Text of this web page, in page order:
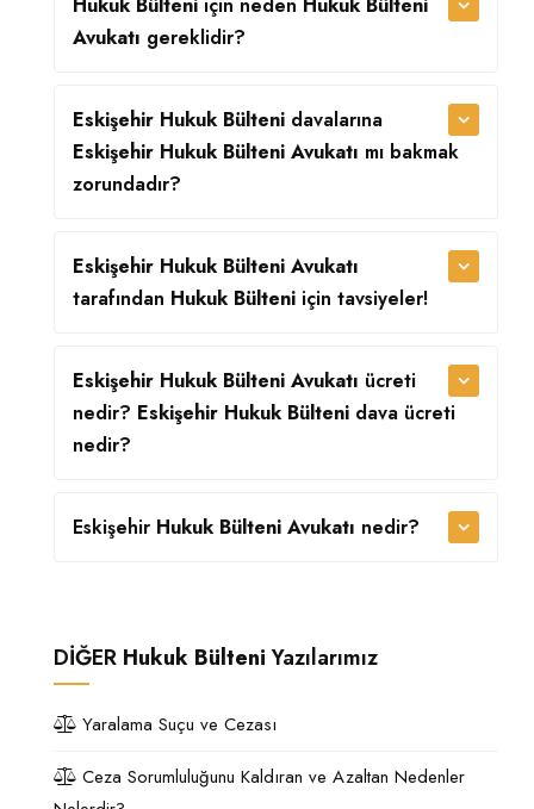
Avukatı gereklidir?
Eskişehir Hukuk Bülteni davalarına
Eskişehir Hukuk Bülteni Avukatı mı bakmak
zorundadır?
Eskişehir Hukuk Bülteni Avukatı
tarafından Hukuk Bülteni için tavsiyeler!
Eskişehir Hukuk Bülteni Avukatı ücreti
nedir? Eskişehir Hukuk Bülteni dava ücreti
nedir?
Eskişehir Hukuk Bülteni Avukatı nedir?
DİĞER Hukuk BülteniYazılarımız
Yaralama Suçu ve Cezası
Ceza Sorumluluğunu Kaldıran ve Azaltan Nedenler